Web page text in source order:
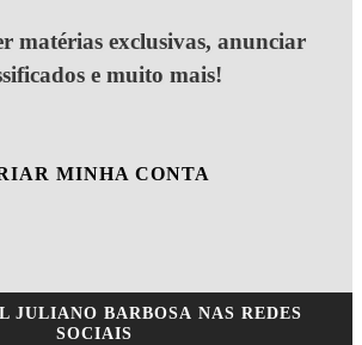
matérias exclusivas, anunciar
e muito mais!
MINHA CONTA
JULIANO BARBOSA NAS REDES
SOCIAIS